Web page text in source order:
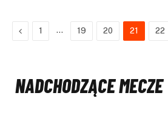
Previous
1 … 19 20 21 22
NADCHODZĄCE MECZE